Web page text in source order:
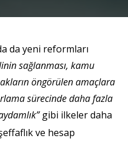
da yeni reformları
sağlanması, kamu
öngörülen amaçlara
sürecinde daha fazla
gibi ilkeler daha
ve hesap